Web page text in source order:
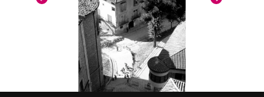
Licencia de las imágenes
CC BY-NC-SA 4.0